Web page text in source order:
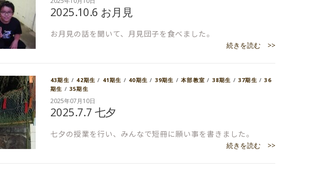
2025.10.6 お月見
お月見の話を聞いて、月見団子を食べました。
続きを読む >>
43期生 / 42期生 / 41期生 / 40期生 / 39期生 /本部教室 / 38期生 / 37期生 /36
期生 /35期生
2025年07月10日
2025.7.7 七夕
七夕の授業を行い、みんなで短冊に願い事を書きました。
続きを読む >>